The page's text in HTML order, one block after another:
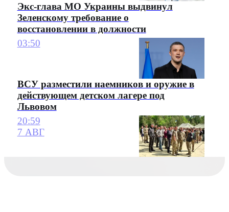
Экс-глава МО Украины выдвинул
Зеленскому требование о
восстановлении в должности
03:50
ВСУ разместили наемников и оружие в
действующем детском лагере под
Львовом
20:59
7 АВГ